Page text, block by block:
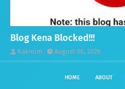
Blog Kena Blocked!!!
Kakmim August 05, 2026
HOME ABOUT